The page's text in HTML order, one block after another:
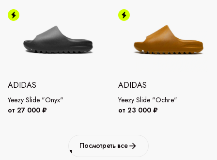
ADIDAS
Yeezy Slide "Onyx"
от 27 000 ₽
ADIDAS
Yeezy Slide "Ochre"
от 23 000 ₽
Посмотреть все